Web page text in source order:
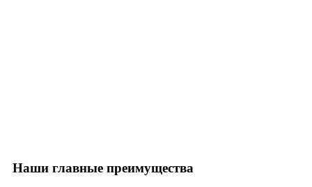
Наши главные преимущества